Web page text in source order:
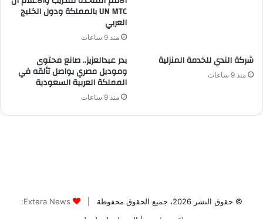
© حقوق النشر 2026، جميع الحقوق محفوظة |
Extera News: